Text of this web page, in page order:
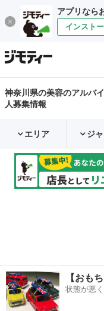
アプリなら
インスト
神奈川県の美容のアルバ
人募集情報
エリア ジ
【おも
状態が悪